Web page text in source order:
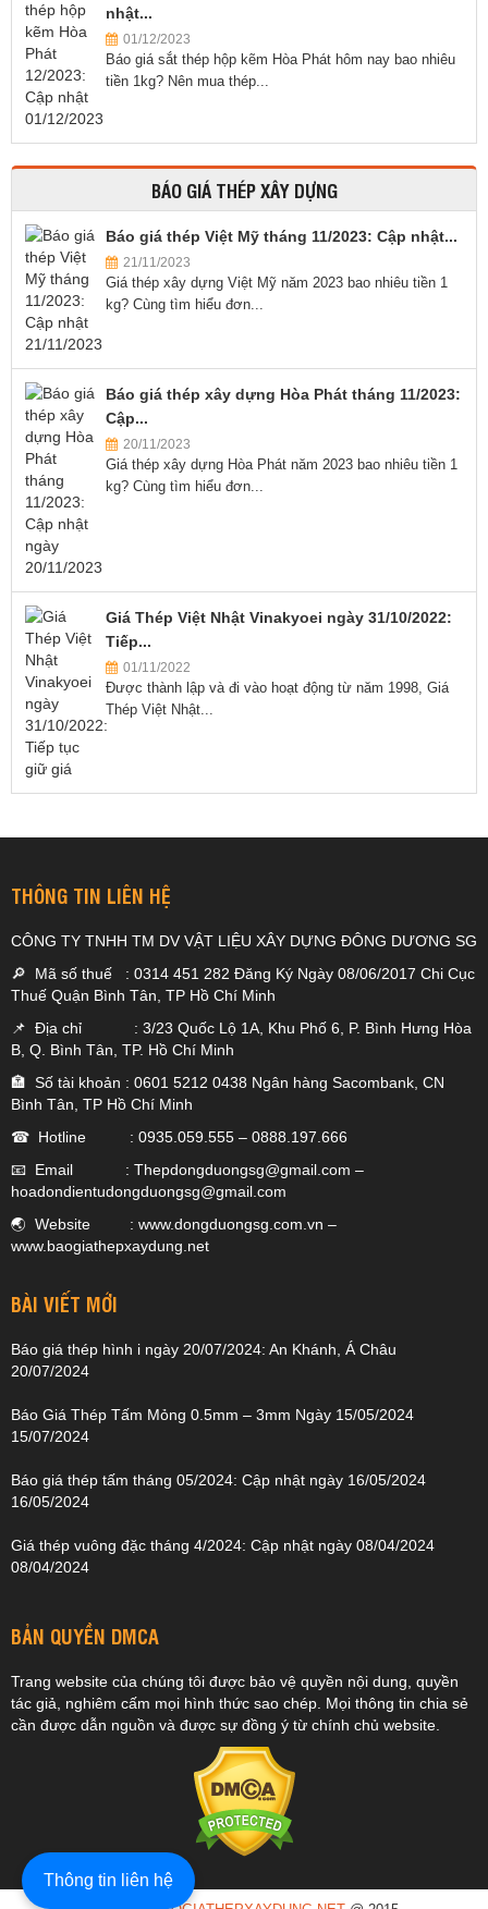
nhật...
01/12/2023
Báo giá sắt thép hộp kẽm Hòa Phát hôm nay bao nhiêu
tiền 1kg? Nên mua thép...
BÁO GIÁ THÉP XÂY DỰNG
Báo giá thép Việt Mỹ tháng 11/2023: Cập nhật...
21/11/2023
Giá thép xây dựng Việt Mỹ năm 2023 bao nhiêu tiền 1
kg? Cùng tìm hiểu đơn...
Báo giá thép xây dựng Hòa Phát tháng 11/2023:
Cập...
20/11/2023
Giá thép xây dựng Hòa Phát năm 2023 bao nhiêu tiền 1
kg? Cùng tìm hiểu đơn...
Giá Thép Việt Nhật Vinakyoei ngày 31/10/2022:
Tiếp...
01/11/2022
Được thành lập và đi vào hoạt động từ năm 1998, Giá
Thép Việt Nhật...
THÔNG TIN LIÊN HỆ
CÔNG TY TNHH TM DV VẬT LIỆU XÂY DỰNG ĐÔNG DƯƠNG SG
🔎 Mã số thuế : 0314 451 282 Đăng Ký Ngày 08/06/2017 Chi Cục
Thuế Quận Bình Tân, TP Hồ Chí Minh
📌 Địa chỉ : 3/23 Quốc Lộ 1A, Khu Phố 6, P. Bình Hưng Hòa
B, Q. Bình Tân, TP. Hồ Chí Minh
🏣 Số tài khoản : 0601 5212 0438 Ngân hàng Sacombank, CN
Bình Tân, TP Hồ Chí Minh
☎ Hotline : 0935.059.555 – 0888.197.666
📧 Email : Thepdongduongsg@gmail.com –
hoadondientudongduongsg@gmail.com
🌏 Website : www.dongduongsg.com.vn –
www.baogiathepxaydung.net
BÀI VIẾT MỚI
Báo giá thép hình i ngày 20/07/2024: An Khánh, Á Châu
20/07/2024
Báo Giá Thép Tấm Mỏng 0.5mm – 3mm Ngày 15/05/2024
15/07/2024
Báo giá thép tấm tháng 05/2024: Cập nhật ngày 16/05/2024
16/05/2024
Giá thép vuông đặc tháng 4/2024: Cập nhật ngày 08/04/2024
08/04/2024
BẢN QUYỀN DMCA
Trang website của chúng tôi được bảo vệ quyền nội dung, quyền
tác giả, nghiêm cấm mọi hình thức sao chép. Mọi thông tin chia sẻ
cần được dẫn nguồn và được sự đồng ý từ chính chủ website.
Thông tin liên hệ